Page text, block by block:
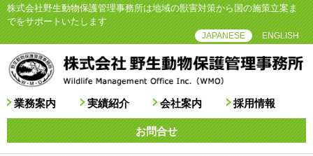
株式会社野生動物保護管理事務所は地域の獣害対策から国の施策立案ま
でをサポートいたします
JAPANESE ENGLISH
業務案内 実績紹介 会社案内 採用情報
お問合せ